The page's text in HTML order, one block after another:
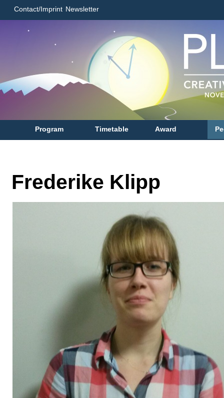
Contact/Imprint Newsletter
Program Timetable Award
Frederike Klipp